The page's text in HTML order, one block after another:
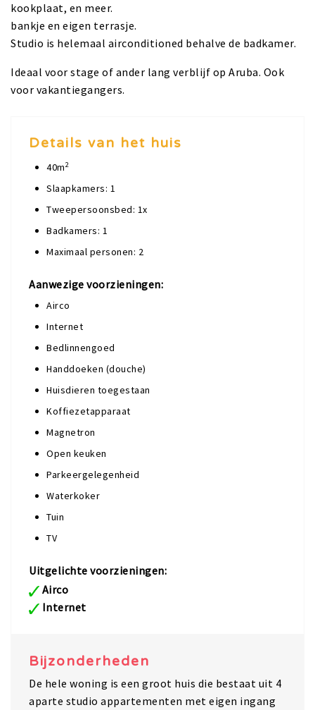
kookplaat, en meer.
bankje en eigen terrasje.
Studio is helemaal airconditioned behalve de badkamer.
Ideaal voor stage of ander lang verblijf op Aruba. Ook
voor vakantiegangers.
Details van het huis
40m2
Slaapkamers: 1
Tweepersoonsbed: 1x
Badkamers: 1
Maximaal personen: 2
Aanwezige voorzieningen:
Airco
Internet
Bedlinnengoed
Handdoeken (douche)
Huisdieren toegestaan
Koffiezetapparaat
Magnetron
Open keuken
Parkeergelegenheid
Waterkoker
Tuin
TV
Uitgelichte voorzieningen:
Airco
Internet
Bijzonderheden
De hele woning is een groot huis die bestaat uit 4
aparte studio appartementen met eigen ingang